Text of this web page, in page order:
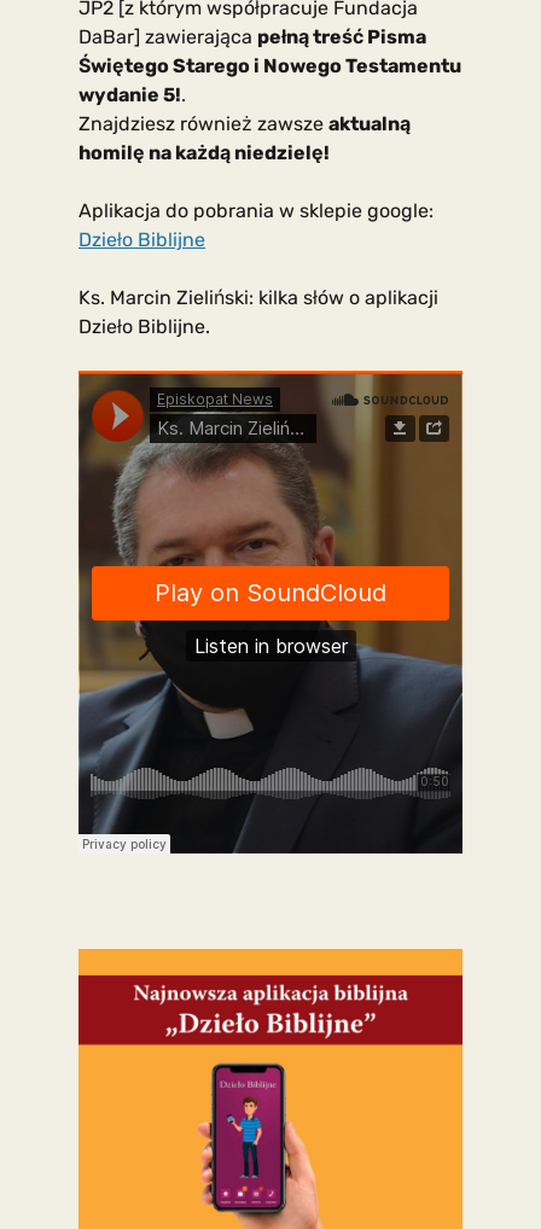
JP2 [z którym współpracuje Fundacja
DaBar] zawierająca pełną treść Pisma
Świętego Starego i Nowego Testamentu
wydanie 5!.
Znajdziesz również zawsze aktualną
homilę na każdą niedzielę!
Aplikacja do pobrania w sklepie google:
Dzieło Biblijne
Ks. Marcin Zieliński: kilka słów o aplikacji
Dzieło Biblijne.